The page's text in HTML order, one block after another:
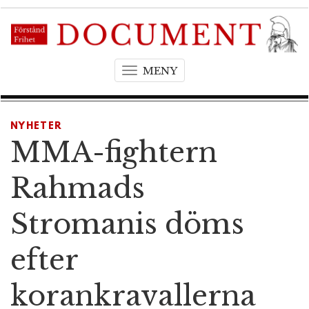
MENYT
g
e
i
g
i
o
NYHETER
MMA-fightern
Rahmads
Stromanis döms
efter
korankravallerna